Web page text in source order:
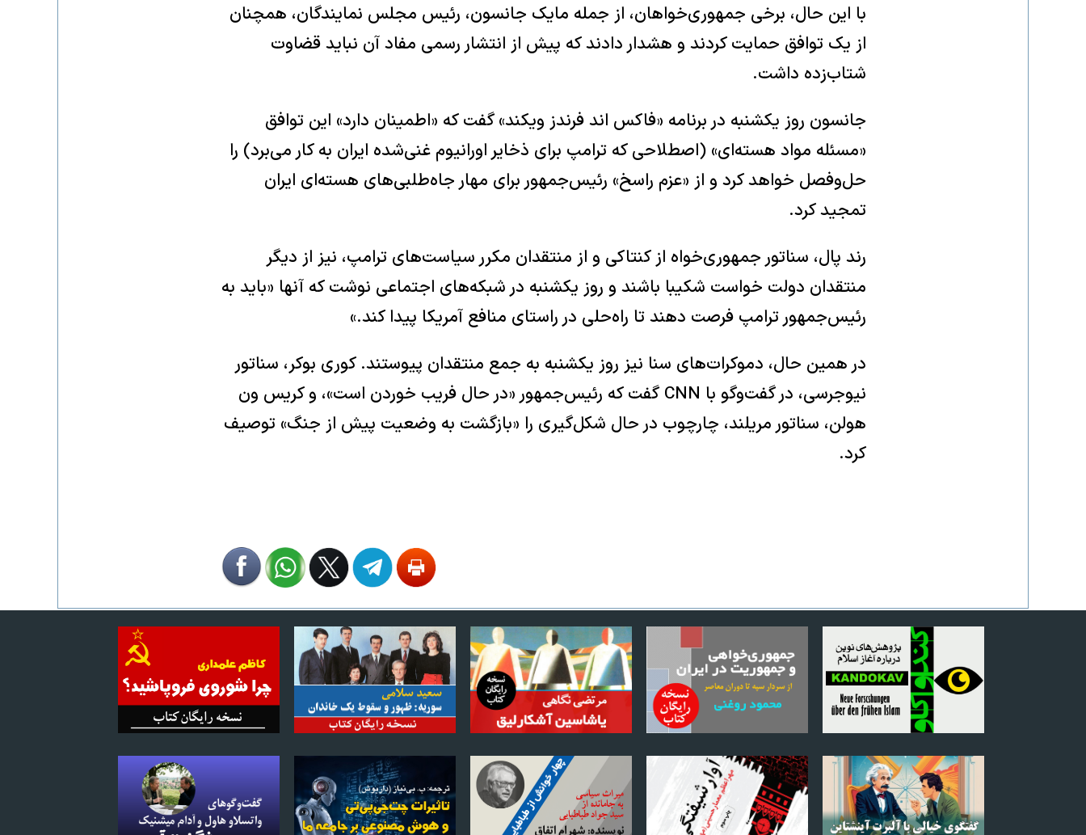
با این حال، برخی جمهوری‌خواهان، از جمله مایک جانسون، رئیس مجلس نمایندگان، همچنان
از یک توافق حمایت کردند و هشدار دادند که پیش از انتشار رسمی مفاد آن نباید قضاوت
شتاب‌زده داشت.
جانسون روز یکشنبه در برنامه «فاکس اند فرندز ویکند» گفت که «اطمینان دارد» این توافق
«مسئله مواد هسته‌ای» (اصطلاحی که ترامپ برای ذخایر اورانیوم غنی‌شده ایران به کار می‌برد) را
حل‌وفصل خواهد کرد و از «عزم راسخ» رئیس‌جمهور برای مهار جاه‌طلبی‌های هسته‌ای ایران
تمجید کرد.
رند پال، سناتور جمهوری‌خواه از کنتاکی و از منتقدان مکرر سیاست‌های ترامپ، نیز از دیگر
منتقدان دولت خواست شکیبا باشند و روز یکشنبه در شبکه‌های اجتماعی نوشت که آنها «باید به
رئیس‌جمهور ترامپ فرصت دهند تا راه‌حلی در راستای منافع آمریکا پیدا کند.»
در همین حال، دموکرات‌های سنا نیز روز یکشنبه به جمع منتقدان پیوستند. کوری بوکر، سناتور
نیوجرسی، در گفت‌وگو با CNN گفت که رئیس‌جمهور «در حال فریب خوردن است»، و کریس ون
هولن، سناتور مریلند، چارچوب در حال شکل‌گیری را «بازگشت به وضعیت پیش از جنگ» توصیف
کرد.